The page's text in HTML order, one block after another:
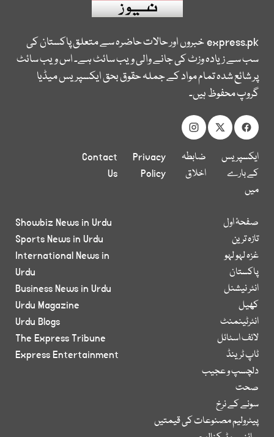
express.pkخبروں اور حالات حاضرہ سے متعلق پاکستان کی
سب سے زیادہ وزٹ کی جانے والی ویب سائٹ ہے۔ اس ویب سائٹ
پر شائع شدہ تمام مواد کے جملہ حقوق بحق ایکسپریس میڈیا
گروپ محفوظ ہیں۔
ایکسپریس
کے بارے
میں
ضابطہ
اخلاق
Privacy
Policy
Contact
Us
صفحۂ اول
تازہ ترین
غزہ لہو لہو
پاکستان
انٹر نیشنل
کھیل
انٹرٹینمنٹ
لائف اسٹائل
ٹاپ ٹرینڈ
دلچسپ و عجیب
صحت
سونے کے نرخ
پیٹرولیم مصنوعات کی قیمتیں
Showbiz News in Urdu
Sports News in Urdu
International News in
Urdu
Business News in Urdu
Urdu Magazine
Urdu Blogs
The Express Tribune
Express Entertainment